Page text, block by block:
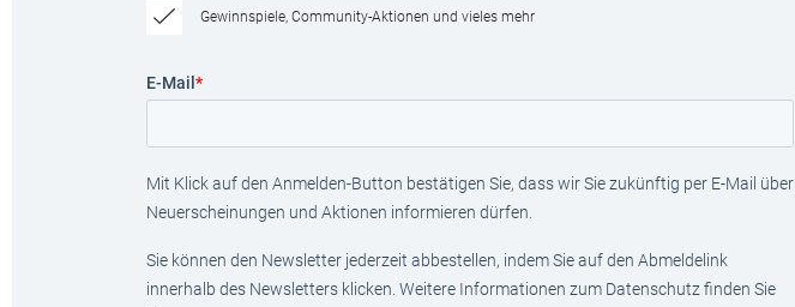
Gewinnspiele, Community-Aktionen und vieles mehr
E-Mail *
Mit Klick auf den Anmelden-Button bestätigen Sie, dass wir Sie zukünftig per E-Mail über
Neuerscheinungen und Aktionen informieren dürfen.
Sie können den Newsletter jederzeit abbestellen, indem Sie auf den Abmeldelink
innerhalb des Newsletters klicken. Weitere Informationen zum Datenschutz finden Sie